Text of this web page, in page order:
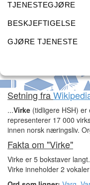
TJENESTEGJØRE
BESKJEFTIGELSE
GJØRE TJENESTE
Setning fra
...Virke (tidligere HSH)
representerer 17 000
innen norsk næringsliv.
Fakta om "Virke"
Virke er 5 bokstaver langt.
Virke inneholder 2